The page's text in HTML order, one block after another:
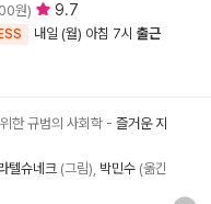
원) 9.7
내일 (월) 아침 7시 출근
한 규범의 사회학 - 즐거운 지
텔슈네크 (그림), 박민수 (옮긴